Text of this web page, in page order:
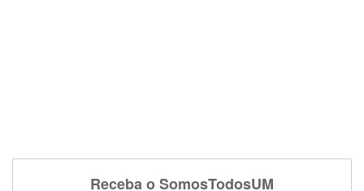
Receba o SomosTodosUM